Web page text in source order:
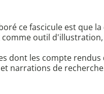
ce fascicule est que
outil
dont les compte
narrations de